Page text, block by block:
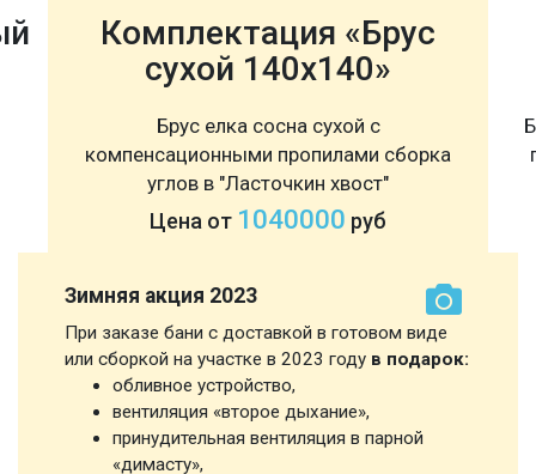
Комплектация «Брус
сухой 140х140»
Брус елка сосна сухой с
компенсационными пропилами сборка
углов в "Ласточкин хвост"
Цена от 1040000 руб
Зимняя акция 2023
При заказе бани с доставкой в готовом виде
или сборкой на участке в 2023 году в подарок:
обливное устройство,
вентиляция «второе дыхание»,
принудительная вентиляция в парной
«димасту»,